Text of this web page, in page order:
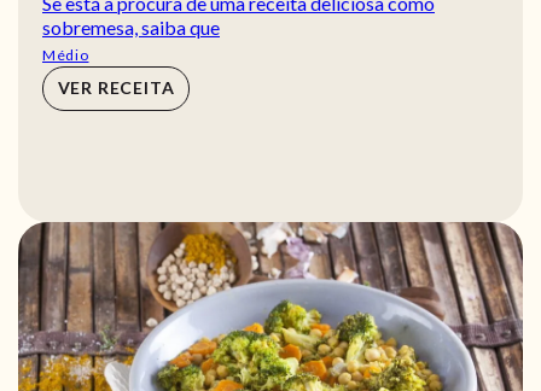
sobremesa, saiba que
Médio
VER RECEITA